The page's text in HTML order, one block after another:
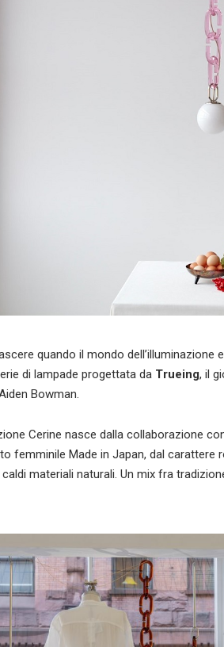
quando il mondo
di lampade progettata da Trueing, il
Bowman.
Cerine nasce dalla collaborazione
femminile Made in Japan, dal
materiali naturali. Un mix fra